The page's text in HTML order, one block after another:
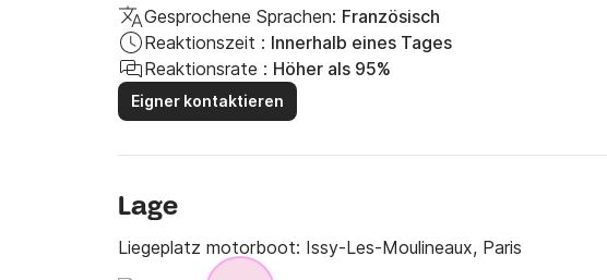
Gesprochene Sprachen: Französisch
Reaktionszeit : Innerhalb eines Tages
Reaktionsrate : Höher als 95%
Eigner kontaktieren
Lage
Liegeplatz motorboot: Issy-Les-Moulineaux, Paris